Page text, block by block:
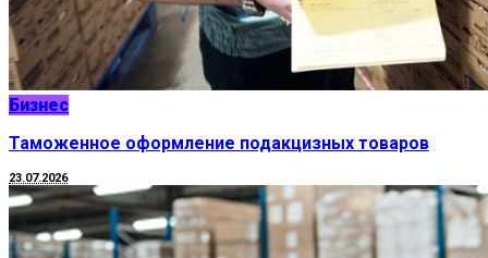
Бизнес
Таможенное оформление подакцизных товаров
23.07.2026